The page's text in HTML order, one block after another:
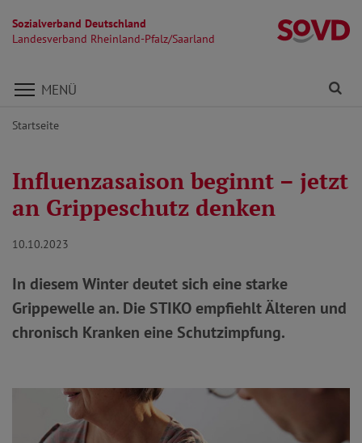
Sozialverband Deutschland
Landesverband Rheinland-Pfalz/Saarland
Direkt zu den Inhalten springen
MENÜ
Startseite
Influenzasaison beginnt – jetzt
an Grippeschutz denken
10.10.2023
In diesem Winter deutet sich eine starke
Grippewelle an. Die STIKO empfiehlt Älteren und
chronisch Kranken eine Schutzimpfung.